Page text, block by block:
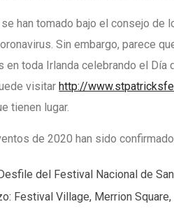
han tomado bajo el consejo de
Sin embargo, parece
en toda Irlanda celebrando el
visitarhttp://
tienen lugar.
de 2020 han sido
del Festival Nacional de
Festival Village, Merrion Square,